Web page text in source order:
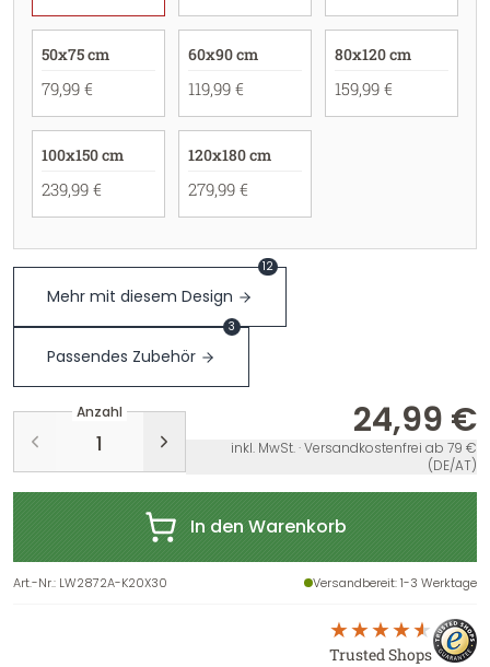
50x75 cm
79,99 €
60x90 cm
119,99 €
80x120 cm
159,99 €
100x150 cm
239,99 €
120x180 cm
279,99 €
Mehr mit diesem Design
12
Passendes Zubehör
3
Anzahl 24,99 €
inkl. MwSt. · Versandkostenfrei ab 79 €
(DE/AT)
In den Warenkorb
Art.-Nr.: LW2872A-K20X30 Versandbereit: 1-3 Werktage
Trusted Shops